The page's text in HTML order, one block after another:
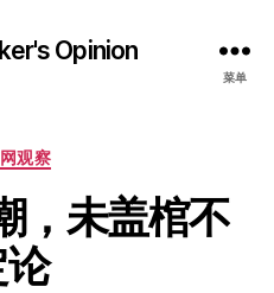
Opinion
菜单
分观察
，未盖棺不